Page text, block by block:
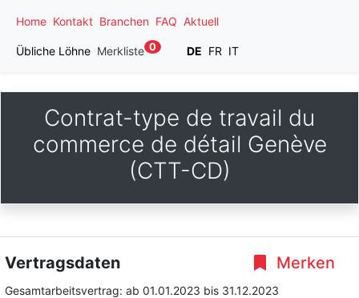
Home Kontakt Branchen FAQ Aktuell
Übliche Löhne Merkliste 0 DE FR IT
Contrat-type de travail du
commerce de détail Genève
(CTT-CD)
Merken
Vertragsdaten
Gesamtarbeitsvertrag: ab 01.01.2023 bis 31.12.2023